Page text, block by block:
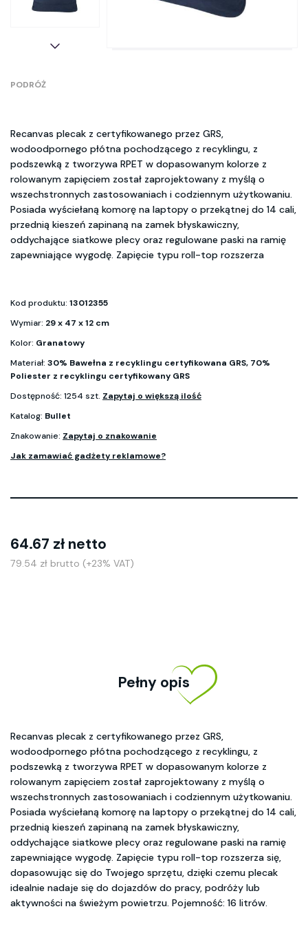
PODRÓŻ
Recanvas plecak z certyfikowanego przez GRS,
wodoodpornego płótna pochodzącego z recyklingu, z
podszewką z tworzywa RPET w dopasowanym kolorze z
rolowanym zapięciem został zaprojektowany z myślą o
wszechstronnych zastosowaniach i codziennym użytkowaniu.
Posiada wyściełaną komorę na laptopy o przekątnej do 14 cali,
przednią kieszeń zapinaną na zamek błyskawiczny,
oddychające siatkowe plecy oraz regulowane paski na ramię
zapewniające wygodę. Zapięcie typu roll-top rozszerza
Kod produktu: 13012355
Wymiar: 29 x 47 x 12 cm
Kolor: Granatowy
Materiał: 30% Bawełna z recyklingu certyfikowana GRS, 70%
Poliester z recyklingu certyfikowany GRS
Dostępność: 1254 szt. Zapytaj o większą ilość
Katalog: Bullet
Znakowanie: Zapytaj o znakowanie
Jak zamawiać gadżety reklamowe?
64.67 zł netto
79.54 zł brutto (+23% VAT)
Pełny opis
Recanvas plecak z certyfikowanego przez GRS,
wodoodpornego płótna pochodzącego z recyklingu, z
podszewką z tworzywa RPET w dopasowanym kolorze z
rolowanym zapięciem został zaprojektowany z myślą o
wszechstronnych zastosowaniach i codziennym użytkowaniu.
Posiada wyściełaną komorę na laptopy o przekątnej do 14 cali,
przednią kieszeń zapinaną na zamek błyskawiczny,
oddychające siatkowe plecy oraz regulowane paski na ramię
zapewniające wygodę. Zapięcie typu roll-top rozszerza się,
dopasowując się do Twojego sprzętu, dzięki czemu plecak
idealnie nadaje się do dojazdów do pracy, podróży lub
aktywności na świeżym powietrzu. Pojemność: 16 litrów.